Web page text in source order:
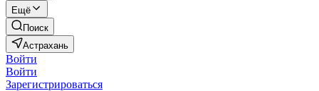
Ещё
Поиск
Астрахань
Войти
Войти
Зарегистрироваться